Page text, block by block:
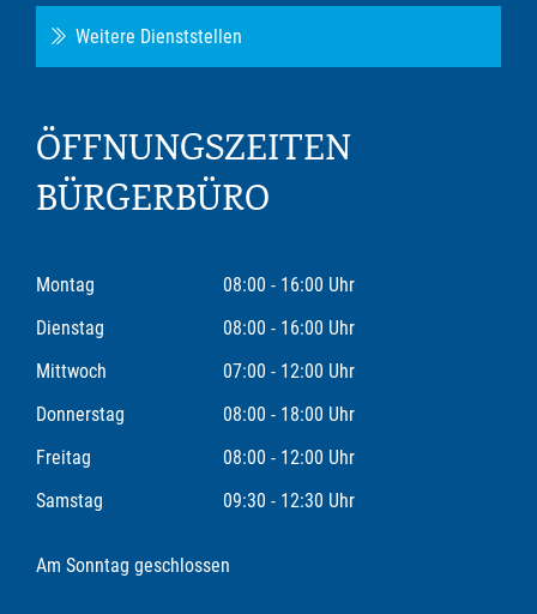
Weitere Dienststellen
ÖFFNUNGSZEITEN
BÜRGERBÜRO
Montag
08:00 - 16:00 Uhr
Dienstag
08:00 - 16:00 Uhr
Mittwoch
07:00 - 12:00 Uhr
Donnerstag
08:00 - 18:00 Uhr
Freitag
08:00 - 12:00 Uhr
Samstag
09:30 - 12:30 Uhr
Am Sonntag geschlossen